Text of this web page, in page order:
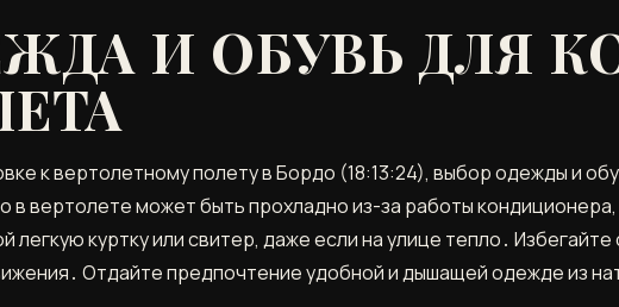
И ОБУВЬ ДЛЯ
к вертолетному полету в Бордо (18:13:24), выбор одежды и
в вертолете может быть прохладно из-за работы
легкую куртку или свитер, даже если на улице тепло․
Отдайте предпочтение удобной и дышащей одежде из